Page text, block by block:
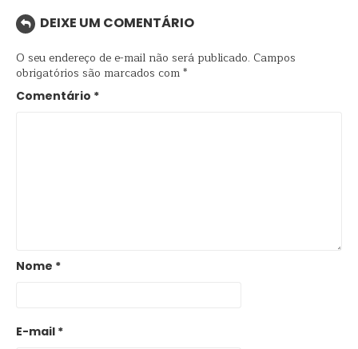
DEIXE UM COMENTÁRIO
O seu endereço de e-mail não será publicado. Campos
obrigatórios são marcados com*
Comentário *
Nome *
E-mail *